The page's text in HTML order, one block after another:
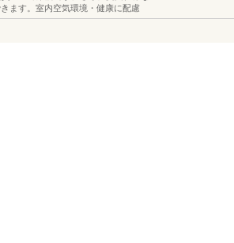
ます。室内空気環境・健康に配慮